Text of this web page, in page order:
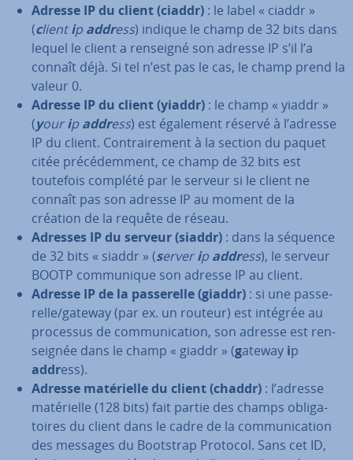
Adresse IP du client (ciaddr) : le label « ciaddr »
(clientip address) indique le champ de 32 bits dans
lequel le client a renseigné son adresse IP s’il l’a
connaît déjà. Si tel n’est pas le cas, le champ prend la
valeur 0.
Adresse IP du client (yiaddr) : le champ « yiaddr »
(yourip address) est également réservé à l’adresse
IP du client. Con­trai­re­ment à la section du paquet
citée pré­cé­dem­ment, ce champ de 32 bits est
toutefois complété par le serveur si le client ne
connaît pas son adresse IP au moment de la
création de la requête de réseau.
Adresses IP du serveur (siaddr) : dans la séquence
de 32 bits « siaddr » (serverip address), le serveur
BOOTP com­mu­nique son adresse IP au client.
Adresse IP de la pas­se­relle (giaddr) : si une pas­se­
relle/gateway (par ex. un routeur) est intégrée au
processus de com­mu­ni­ca­tion, son adresse est ren­
seig­née dans le champ « giaddr » (gateway ip
address).
Adresse ma­té­rielle du client (chaddr) : l’adresse
ma­té­rielle (128 bits) fait partie des champs obli­ga­
toires du client dans le cadre de la com­mu­ni­ca­tion
des messages du Bootstrap Protocol. Sans cet ID,